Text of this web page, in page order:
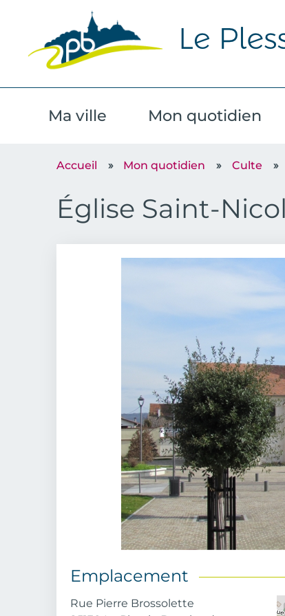
Ma ville Mon quotidien
Accueil Mon quotidien Culte
Église Saint-
Emplacement
Adresse
Rue Pierre Brossolette